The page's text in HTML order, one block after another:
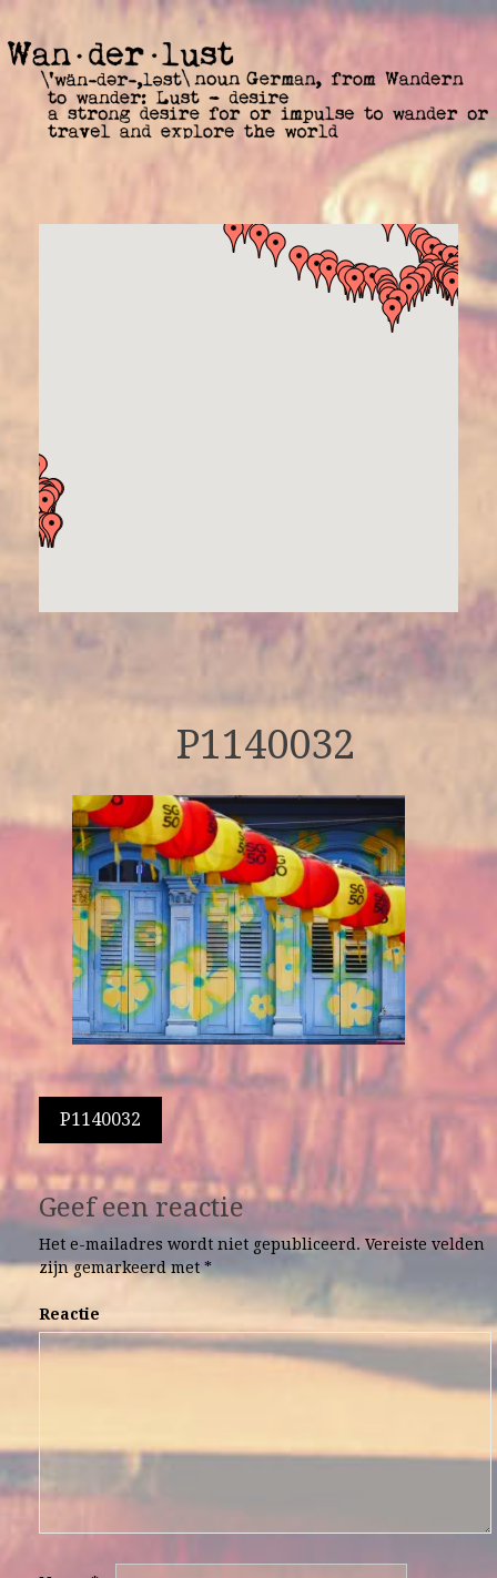
P1140032
Berichtnavigatie
P1140032
Geef een reactie
Het e-mailadres wordt niet gepubliceerd. Vereiste velden
zijn gemarkeerd met*
Reactie